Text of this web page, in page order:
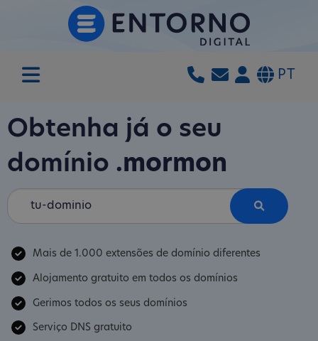
PT
Obtenha já o seu
domínio .mormon
Mais de 1.000 extensões de domínio diferentes
Alojamento gratuito em todos os domínios
Gerimos todos os seus domínios
Serviço DNS gratuito